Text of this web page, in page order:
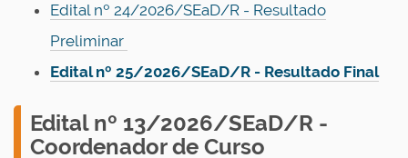
Edital nº 24/2026/SEaD/R - Resultado
Preliminar
Edital nº 25/2026/SEaD/R - Resultado Final
Edital nº 13/2026/SEaD/R -
Coordenador de Curso